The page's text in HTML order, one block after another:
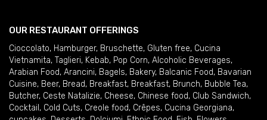
OUR RESTAURANT OFFERINGS
Cioccolato, Hamburger, Bruschette, Gluten free, Cucina
Vietnamita, Taglieri, Kebab, Pop Corn, Alcoholic Beverages,
Arabian Food, Arancini, Bagels, Bakery, Balcanic Food, Bavarian
Cuisine, Beer, Bread, Breakfast, Breakfast, Brunch, Bubble Tea,
Butcher, Ceste Natalizie, Cheese, Chinese food, Club Sandwich,
Cocktail , Cold Cuts, Creole food, Crêpes, Cucina Georgiana,